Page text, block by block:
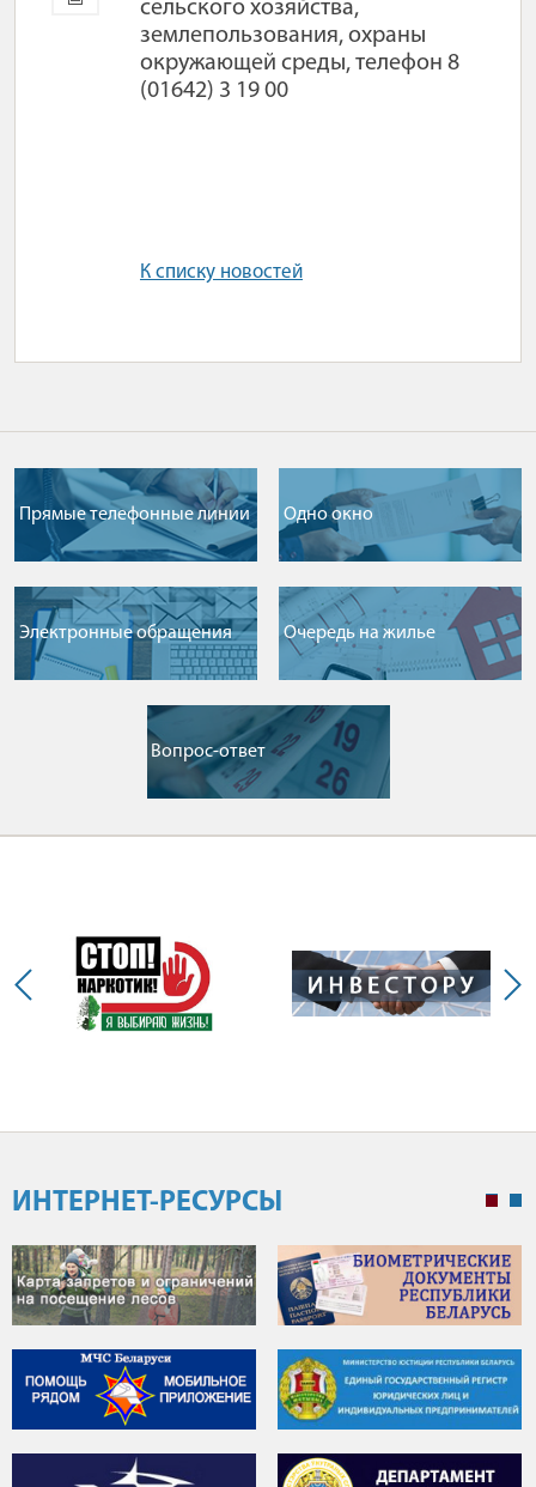
сельского хозяйства,
землепользования, охраны
окружающей среды, телефон 8
(01642) 3 19 00
К списку новостей
Прямые телефонные линии Одно окно
Электронные обращения Очередь на жилье
Вопрос-ответ
ИНТЕРНЕТ-РЕСУРСЫ